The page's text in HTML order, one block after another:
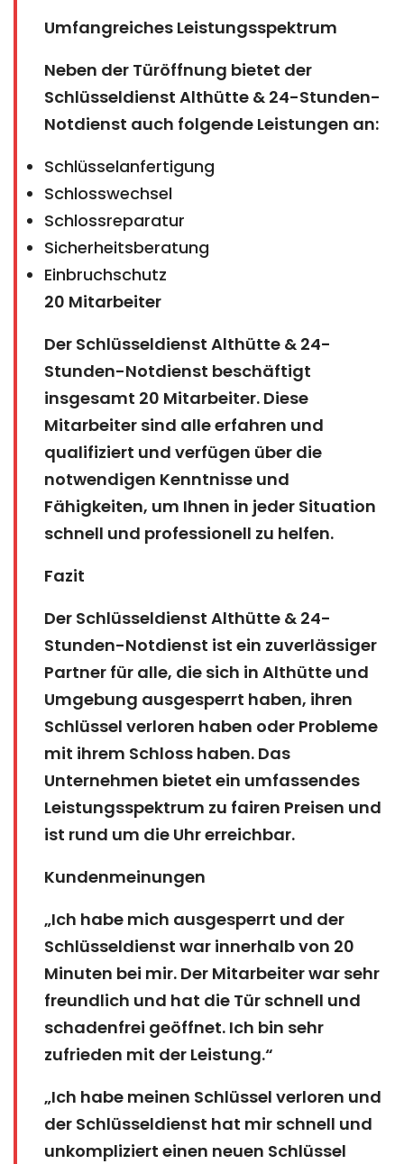
Umfangreiches Leistungsspektrum
Neben der Türöffnung bietet der
Schlüsseldienst Althütte & 24-Stunden-
Notdienst auch folgende Leistungen an:
Schlüsselanfertigung
Schlosswechsel
Schlossreparatur
Sicherheitsberatung
Einbruchschutz
20 Mitarbeiter
Der Schlüsseldienst Althütte & 24-
Stunden-Notdienst beschäftigt
insgesamt 20 Mitarbeiter. Diese
Mitarbeiter sind alle erfahren und
qualifiziert und verfügen über die
notwendigen Kenntnisse und
Fähigkeiten, um Ihnen in jeder Situation
schnell und professionell zu helfen.
Fazit
Der Schlüsseldienst Althütte & 24-
Stunden-Notdienst ist ein zuverlässiger
Partner für alle, die sich in Althütte und
Umgebung ausgesperrt haben, ihren
Schlüssel verloren haben oder Probleme
mit ihrem Schloss haben. Das
Unternehmen bietet ein umfassendes
Leistungsspektrum zu fairen Preisen und
ist rund um die Uhr erreichbar.
Kundenmeinungen
„Ich habe mich ausgesperrt und der
Schlüsseldienst war innerhalb von 20
Minuten bei mir. Der Mitarbeiter war sehr
freundlich und hat die Tür schnell und
schadenfrei geöffnet. Ich bin sehr
zufrieden mit der Leistung.“
„Ich habe meinen Schlüssel verloren und
der Schlüsseldienst hat mir schnell und
unkompliziert einen neuen Schlüssel